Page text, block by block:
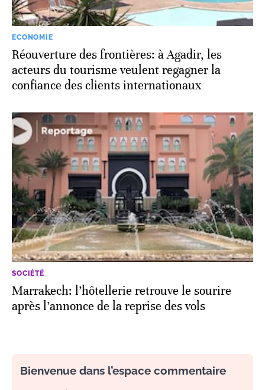
ECONOMIE
Réouverture des frontières: à Agadir, les
acteurs du tourisme veulent regagner la
confiance des clients internationaux
SOCIÉTÉ
Marrakech: l’hôtellerie retrouve le sourire
après l’annonce de la reprise des vols
Bienvenue dans l’espace commentaire